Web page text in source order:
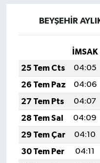
BEYŞEHİR
İMSAK
25 Tem Cts
04:05
26 Tem Paz
04:06
27 Tem Pts
04:07
28 Tem Sal
04:09
29 Tem Çar
04:10
30 Tem Per
04:11